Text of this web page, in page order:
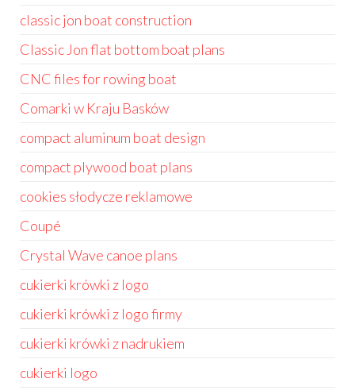
classic jon boat construction
Classic Jon flat bottom boat plans
CNC files for rowing boat
Comarki w Kraju Basków
compact aluminum boat design
compact plywood boat plans
cookies słodycze reklamowe
Coupé
Crystal Wave canoe plans
cukierki krówki z logo
cukierki krówki z logo firmy
cukierki krówki z nadrukiem
cukierki logo